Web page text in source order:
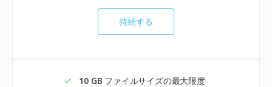
持続する
10 GB ファイルサイズの最大限度